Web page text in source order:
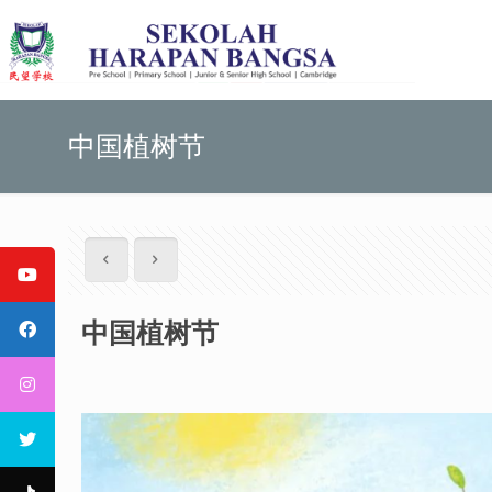
中国植树节
中国植树节